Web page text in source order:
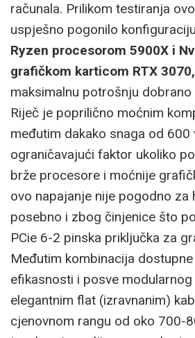
računala. Prilikom testiranja
uspješno pogonilo
Ryzen procesorom 5900X i
grafičkom karticom RTX 3070,
maksimalnu potrošnju
Riječ je poprilično moćnim
međutim dakako snaga od 600
ograničavajući faktor ukoliko
brže procesore i moćnije
ovo napajanje nije pogodno za
posebno i zbog činjenice što
PCie 6-2 pinska priključka za
Međutim kombinacija
efikasnosti i posve
elegantnim flat (izravnanim)
cjenovnom rangu od oko 700-